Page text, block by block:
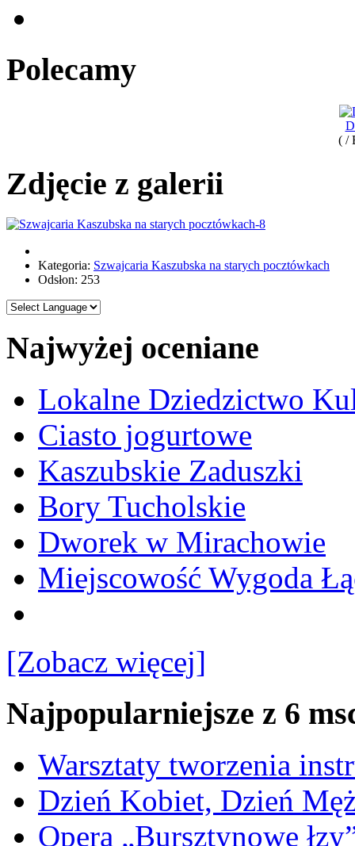
Polecamy
( /
Zdjęcie z galerii
Kategoria: Szwajcaria Kaszubska na starych pocztówkach
Odsłon: 253
Najwyżej oceniane
Lokalne Dziedzictwo
Ciasto jogurtowe
Kaszubskie Zaduszki
Bory Tucholskie
Dworek w Mirachowie
Miejscowość Wygoda
[Zobacz więcej]
Najpopularniejsze z 6
Warsztaty tworzenia
Dzień Kobiet, Dzień
Opera „Bursztynowe